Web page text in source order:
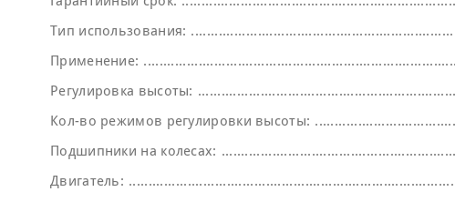
Тип использования:
Применение:
Регулировка высоты:
Кол-во режимов регулировки высоты:
Подшипники на колесах:
Двигатель: